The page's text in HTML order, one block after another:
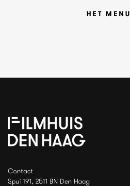
HET MENU
Contact
Spui 191, 2511 BN Den Haag